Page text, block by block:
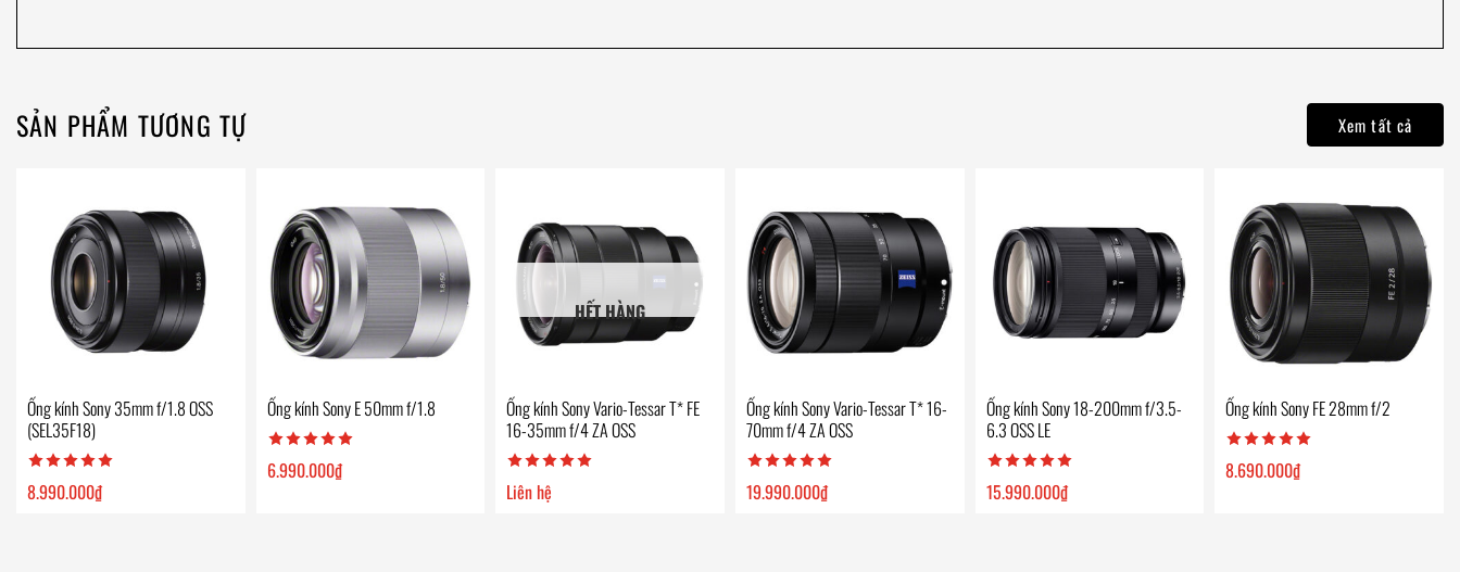
SẢN PHẨM TƯƠNG TỰ Xem tất cả
Ống kính Sony 35mm f/1.8 OSS
(SEL35F18)
8.990.000₫
Ống kính Sony E 50mm f/1.8
6.990.000₫
HẾT HÀNG
Ống kính Sony Vario-Tessar T* FE
16-35mm f/4 ZA OSS
Liên hệ
Ống kính Sony Vario-Tessar T* 16-
70mm f/4 ZA OSS
19.990.000₫
Ống kính Sony 18-200mm f/3.5-
6.3 OSS LE
15.990.000₫
Ống kính Sony FE 28mm f/2
8.690.000₫